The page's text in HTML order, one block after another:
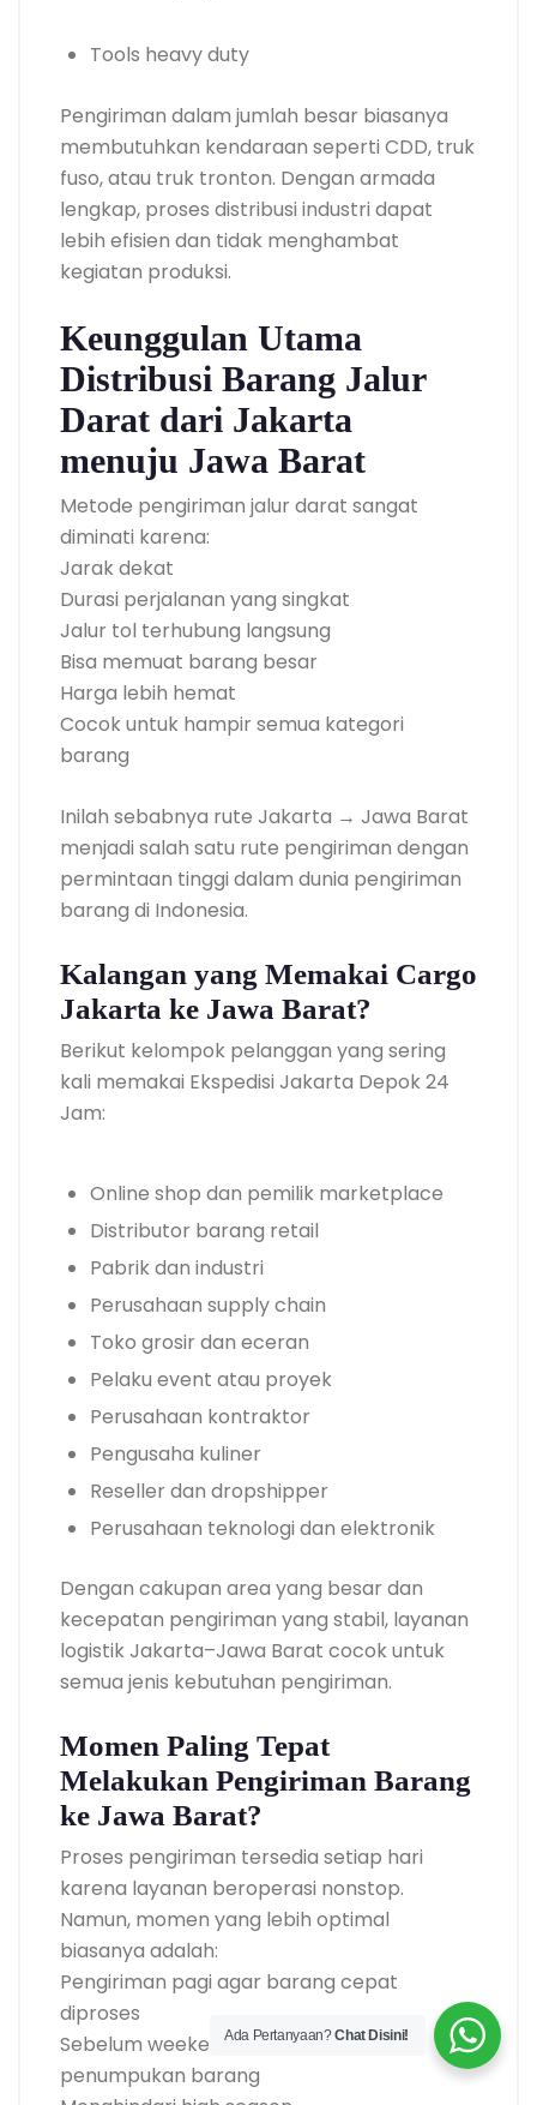
Tools heavy duty
Pengiriman dalam jumlah besar biasanya
membutuhkan kendaraan seperti CDD, truk
fuso, atau truk tronton. Dengan armada
lengkap, proses distribusi industri dapat
lebih efisien dan tidak menghambat
kegiatan produksi.
Keunggulan Utama
Distribusi Barang Jalur
Darat dari Jakarta
menuju Jawa Barat
Metode pengiriman jalur darat sangat
diminati karena:
Jarak dekat
Durasi perjalanan yang singkat
Jalur tol terhubung langsung
Bisa memuat barang besar
Harga lebih hemat
Cocok untuk hampir semua kategori
barang
Inilah sebabnya rute Jakarta → Jawa Barat
menjadi salah satu rute pengiriman dengan
permintaan tinggi dalam dunia pengiriman
barang di Indonesia.
Kalangan yang Memakai Cargo
Jakarta ke Jawa Barat?
Berikut kelompok pelanggan yang sering
kali memakai Ekspedisi Jakarta Depok 24
Jam:
Online shop dan pemilik marketplace
Distributor barang retail
Pabrik dan industri
Perusahaan supply chain
Toko grosir dan eceran
Pelaku event atau proyek
Perusahaan kontraktor
Pengusaha kuliner
Reseller dan dropshipper
Perusahaan teknologi dan elektronik
Dengan cakupan area yang besar dan
kecepatan pengiriman yang stabil, layanan
logistik Jakarta–Jawa Barat cocok untuk
semua jenis kebutuhan pengiriman.
Momen Paling Tepat
Melakukan Pengiriman Barang
ke Jawa Barat?
Proses pengiriman tersedia setiap hari
karena layanan beroperasi nonstop.
Namun, momen yang lebih optimal
biasanya adalah:
Pengiriman pagi agar barang cepat
diproses
Sebelum weekend untuk menghindari
penumpukan barang
Ada Pertanyaan?Chat Disini!